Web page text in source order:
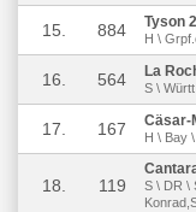
15. 884 Tyson
H \
16. 564 La
S \
17. 167 Cäsar-
H \ Bay
18. 119
S \ DR \